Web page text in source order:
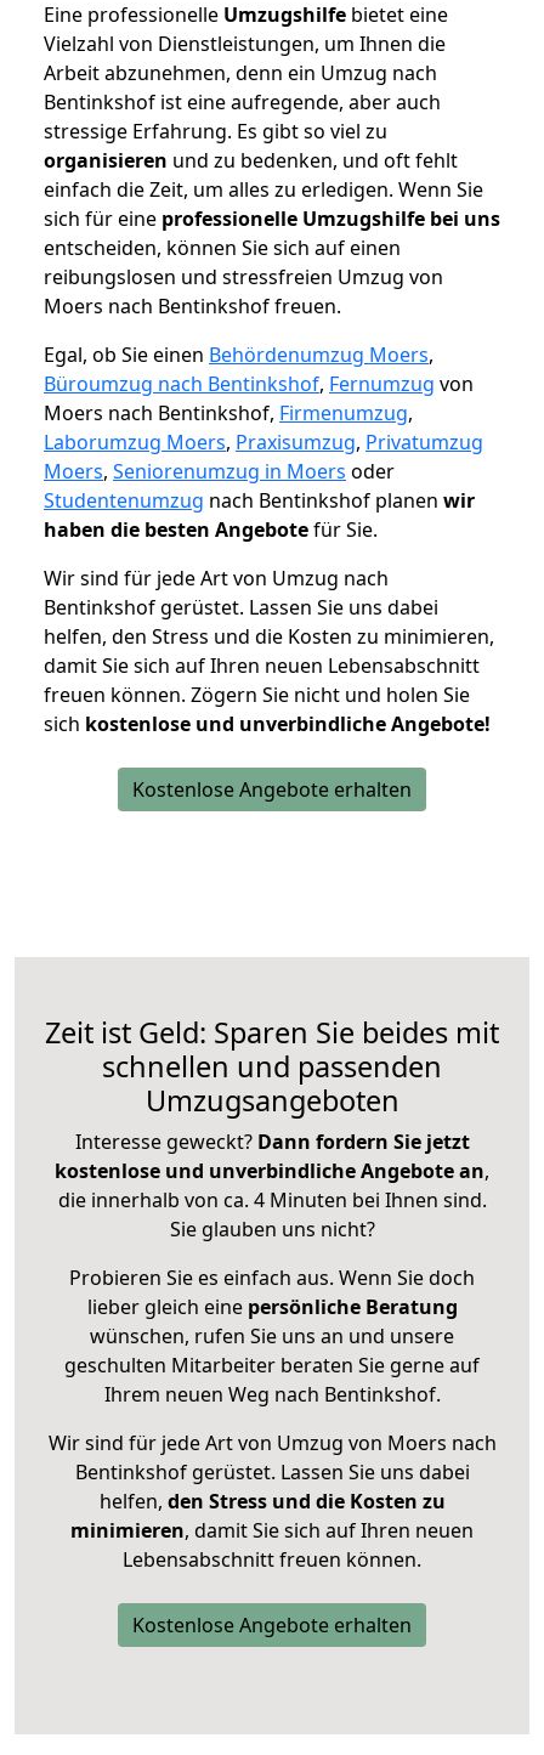
Eine professionelle Umzugshilfe bietet eine
Vielzahl von Dienstleistungen, um Ihnen die
Arbeit abzunehmen, denn ein Umzug nach
Bentinkshof ist eine aufregende, aber auch
stressige Erfahrung. Es gibt so viel zu
organisieren und zu bedenken, und oft fehlt
einfach die Zeit, um alles zu erledigen. Wenn Sie
sich für eine professionelle Umzugshilfe bei uns
entscheiden, können Sie sich auf einen
reibungslosen und stressfreien Umzug von
Moers nach Bentinkshof freuen.
Egal, ob Sie einen Behördenumzug Moers,
Büroumzug nach Bentinkshof, Fernumzug von
Moers nach Bentinkshof, Firmenumzug,
Laborumzug Moers, Praxisumzug, Privatumzug
Moers, Seniorenumzug in Moers oder
Studentenumzug nach Bentinkshof planen wir
haben die besten Angebotefür Sie.
Wir sind für jede Art von Umzug nach
Bentinkshof gerüstet. Lassen Sie uns dabei
helfen, den Stress und die Kosten zu minimieren,
damit Sie sich auf Ihren neuen Lebensabschnitt
freuen können. Zögern Sie nicht und holen Sie
sich kostenlose und unverbindliche Angebote!
Kostenlose Angebote erhalten
Zeit ist Geld: Sparen Sie beides mit
schnellen und passenden
Umzugsangeboten
Interesse geweckt? Dann fordern Sie jetzt
kostenlose und unverbindliche Angebote an,
die innerhalb von ca. 4 Minuten bei Ihnen sind.
Sie glauben uns nicht?
Probieren Sie es einfach aus. Wenn Sie doch
lieber gleich eine persönliche Beratung
wünschen, rufen Sie uns an und unsere
geschulten Mitarbeiter beraten Sie gerne auf
Ihrem neuen Weg nach Bentinkshof.
Wir sind für jede Art von Umzug von Moers nach
Bentinkshof gerüstet. Lassen Sie uns dabei
helfen, den Stress und die Kosten zu
minimieren, damit Sie sich auf Ihren neuen
Lebensabschnitt freuen können.
Kostenlose Angebote erhalten